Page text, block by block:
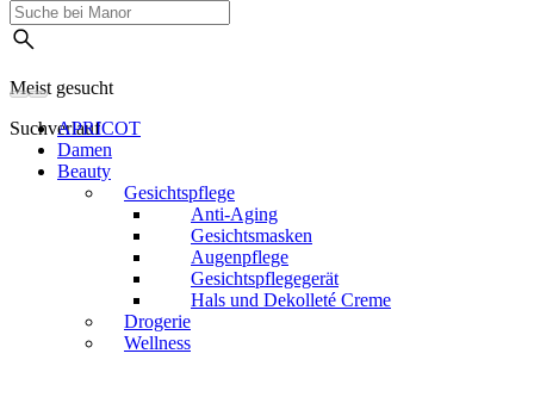
Meist gesucht
SuchverlaufAPRICOT
Damen
Beauty
Gesichtspflege
Anti-Aging
Gesichtsmasken
Augenpflege
Gesichtspflegegerät
Hals und Dekolleté Creme
Drogerie
Wellness